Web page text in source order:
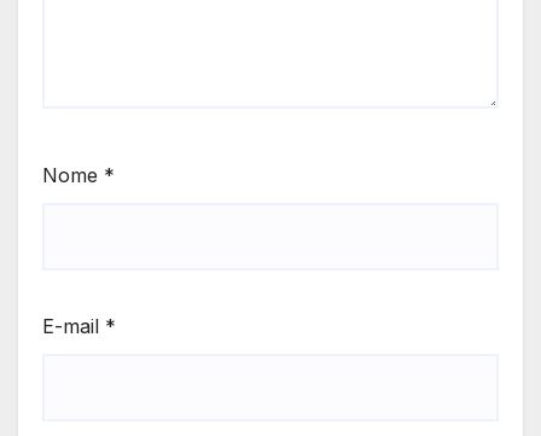
Nome *
E-mail *